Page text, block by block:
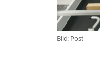
Bild: Post